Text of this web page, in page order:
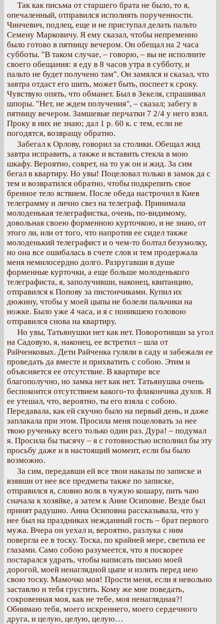
Так как письма от старшего брата не было, то я,
опечаленный, отправился исполнять порученности.
Чинчевич, подлец, еще и не приступал делать пальто
Семену Марковичу. Я ему сказал, чтобы непременно
было готово в пятницу вечером. Он обещал на 2 часа
субботы. "В таком случае, – говорю, – вы не исполните
своего обещания: я еду в 8 часов утра в субботу, и
пальто не будет получено там". Он замялся и сказал, что
завтра отдаст его шить, может быть, поспеет к сроку.
Чувствую опять, что обманет. Был в Зекеля, спрашивал
шпоры. "Нет, не ждем получения", – сказал; забегу в
пятницу вечером. Замшевые перчатки 7 2/4 у него взял.
Проку в них не знаю; дал 1 р. 60 к. с тем, если не
погодятся, возвращу обратно.
Забегал к Орлову, говорил за столики. Обещал жид
завтра исправить, а также и вставить стекла в мою
шкафу. Вероятно, соврет, на то уж он и жид. За сим
бегал в квартиру. Но увы! Поцеловал только в замок да с
тем и возвратился обратно, чтобы подкрепить свое
бренное тело яствием. После обеда настрочил в Киев
телеграмму и лично свез на телеграф. Принимала
молоденькая телеграфистка, очень, по-видимому,
довольная своею форменною курточкою, и не знаю, от
этого ли, или от того, что напротив ее сидел также
молоденький телеграфист и о чем-то болтал безумолку,
но она все ошибалась в счете слов и тем продержала
меня немилосердно долго. Разругавши в душе
форменные курточки, а еще больше молоденького
телеграфиста, я, заполучивши, наконец, квитанцию,
отправился к Попову за пистончиками. Купил их
дюжину, чтобы у моей цыпы не болели пальчики на
ножке. Было уже 4 часа, и я с поникшею головою
отправился снова на квартиру.
Но увы, Татьянушки нет как нет. Поворотивши за угол
на Садовую, я, наконец, ее встретил – шла от
Райченковых. Дети Райченка гуляли в саду и забежали ее
проведать да вместе и прихватить с собою. Этим и
объясняется ее отсутствие. В квартире все
благополучно, но замка нет как нет. Татьянушка очень
беспокоится отсутствием какого-то флакончика духов. Я
ее утешал, что, вероятно, ты его взяла с собою.
Передавала, как ей скучно было на первый день, и даже
заплакала при этом. Просила меня поцеловать за нее
твою рученьку всего только один раз. Дура! – подумал
я. Просила бы тысячу – я с готовностью исполнил бы эту
просьбу даже и в настоящий момент, если бы было
возможно.
За сим, передавши ей все твои наказы по записке и
взявши от нее все предметы также по записке,
отправился я, словно волк в чужую кошару, пить чаю
сначала к хозяйке, а затем к Анне Осиповне. Везде был
принят радушно. Анна Осиповна рассказывала, что у
нее был на праздниках нежданный гость – брат первого
мужа. Вчера он уехал и, вероятно, разлука с ним
повергла ее в тоску. Тоска, по крайней мере, светила ее
глазами. Само собою разумеется, что я поскорее
постарался удрать, чтобы написать письмо моей
дорогой, моей ненаглядной цыпе и излить перед нею
свою тоску. Мамочко моя! Прости меня, если я невольно
заставлю и тебя грустить. Кому же мне поведать,
сокровенная моя, как не тебе, моя ненаглядная?!
Обнимаю тебя, моего искреннего, моего сердечного
друга, и целую, целую, целую…